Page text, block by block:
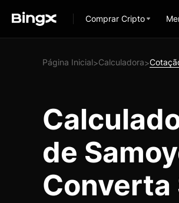
Comprar Cripto
Página Inicial>Calculadora>
de
Converta